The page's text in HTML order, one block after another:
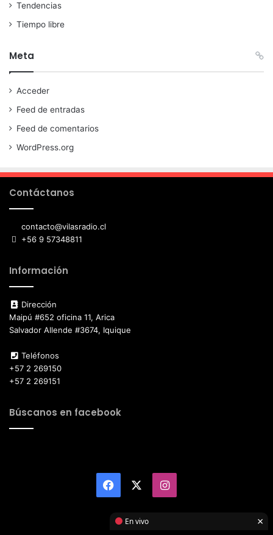
Tendencias
Tiempo libre
Meta
Acceder
Feed de entradas
Feed de comentarios
WordPress.org
Contáctanos
contacto@vilasradio.cl
+56 9 57348811
Información
Dirección
Maipú #652 oficina 11, Arica
Salvador Allende #3674, Iquique
Teléfonos
+57 2 269150
+57 2 269151
Búscanos en facebook
Facebook Instagram
En vivo ×